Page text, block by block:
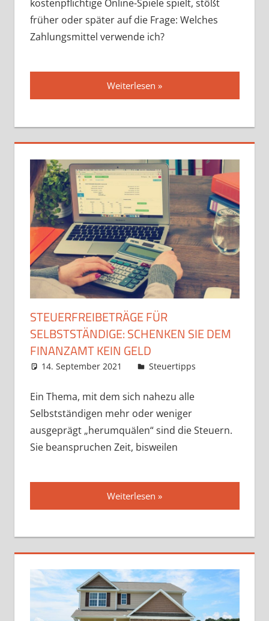
kostenpflichtige Online-Spiele spielt, stößt
früher oder später auf die Frage: Welches
Zahlungsmittel verwende ich?
Weiterlesen
STEUERFREIBETRÄGE FÜR
SELBSTSTÄNDIGE: SCHENKEN SIE DEM
FINANZAMT KEIN GELD
14. September 2021 admin
Steuertipps
Ein Thema, mit dem sich nahezu alle
Selbstständigen mehr oder weniger
ausgeprägt „herumquälen“ sind die Steuern.
Sie beanspruchen Zeit, bisweilen
Weiterlesen